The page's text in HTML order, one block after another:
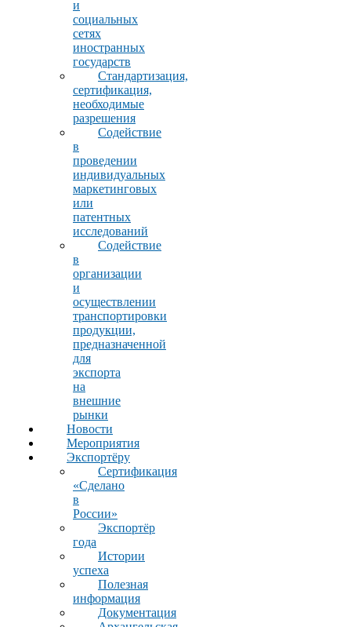
и
социальных
сетях
иностранных
государств
Стандартизация,
сертификация,
необходимые
разрешения
Содействие
в
проведении
индивидуальных
маркетинговых
или
патентных
исследований
Содействие
в
организации
и
осуществлении
транспортировки
продукции,
предназначенной
для
экспорта
на
внешние
рынки
Новости
Мероприятия
Экспортёру
Сертификация
«Сделано
в
России»
Экспортёр
года
Истории
успеха
Полезная
информация
Документация